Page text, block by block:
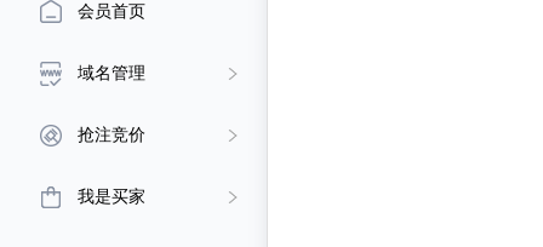
会员首页
域名管理
抢注竞价
我是买家